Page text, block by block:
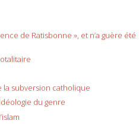
de Ratisbonne », et n’a guère été
la subversion catholique
du genre